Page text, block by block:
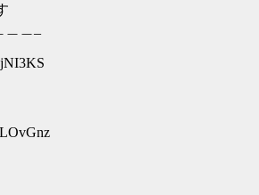
ンします
＿_